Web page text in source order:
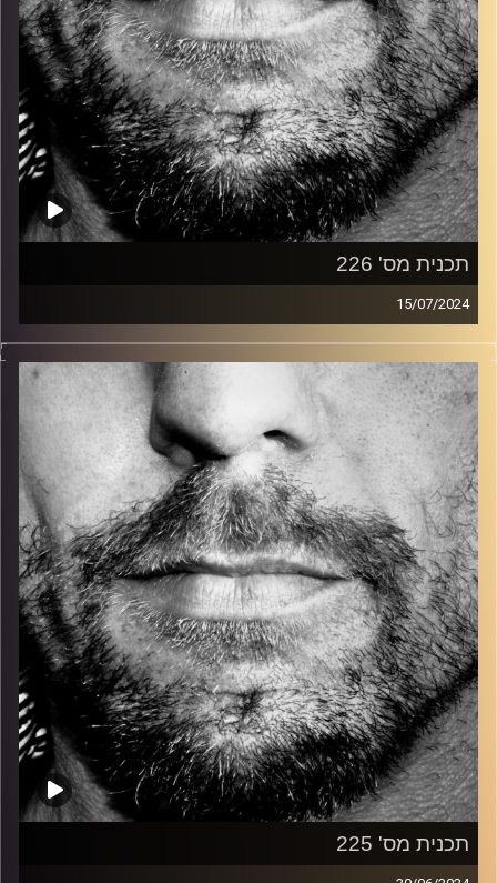
תכנית מס' 226
15/07/2024
זיפים, מוזיקה מחוספסת של הופעות חיות. הרבה ג'אם, רוק,
בלוז, bluegrass, ג'אז, Fאנק, פרוגרסיב ואפילו אלקטרוניקה.
כל מה שחי, אמיתי ונושם.
עם שמוליק רגב.
קרדיט תמונות: David Goehring
תכנית מס' 225